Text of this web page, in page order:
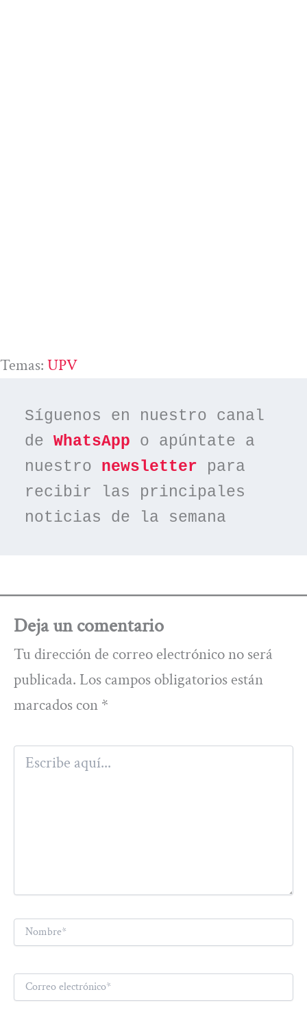
Temas: UPV
Síguenos en nuestro canal
de WhatsApp o apúntate a
nuestro newsletter para
recibir las principales
noticias de la semana
Deja un comentario
Tu dirección de correo electrónico no será
publicada. Los campos obligatorios están
marcados con *
Escribe
aquí...
Nombre*
Correo
electrónico*